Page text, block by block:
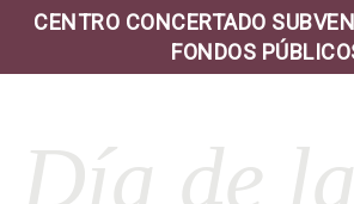
CENTRO CONCERTADO
FONDOS
Día de